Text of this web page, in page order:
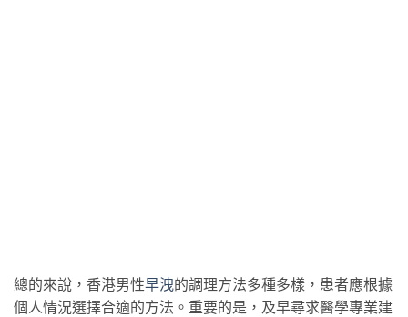
總的來說，香港男性早洩的調理方法多種多樣，患者應根據
個人情況選擇合適的方法。重要的是，及早尋求醫學專業建